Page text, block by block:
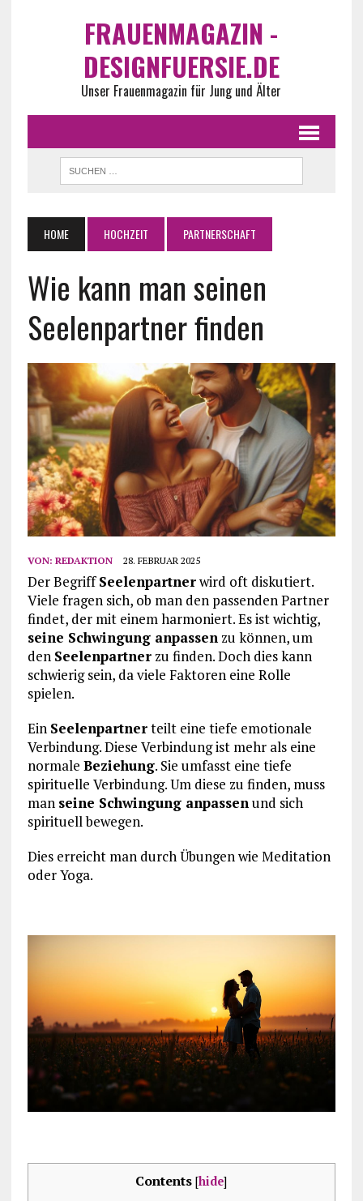
FRAUENMAGAZIN -
DESIGNFUERSIE.DE
Unser Frauenmagazin für Jung und Älter
HOME HOCHZEIT PARTNERSCHAFT
Wie kann man seinen
Seelenpartner finden
VON: REDAKTION 28. FEBRUAR 2025
Der BegriffSeelenpartnerwird oft diskutiert.
Viele fragen sich, ob man den passenden Partner
findet, der mit einem harmoniert. Es ist wichtig,
seine Schwingung anpassenzu können, um
den Seelenpartnerzu finden. Doch dies kann
schwierig sein, da viele Faktoren eine Rolle
spielen.
Ein Seelenpartnerteilt eine tiefe emotionale
Verbindung. Diese Verbindung ist mehr als eine
normale Beziehung. Sie umfasst eine tiefe
spirituelle Verbindung. Um diese zu finden, muss
man seine Schwingung anpassenund sich
spirituell bewegen.
Dies erreicht man durch Übungen wie Meditation
oder Yoga.
Contents [hide]